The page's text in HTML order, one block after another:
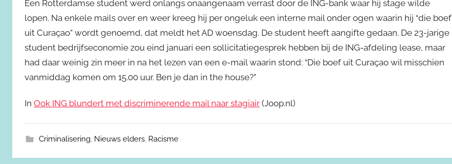
Een Rotterdamse student werd onlangs onaangenaam verrast door de ING-bank waar hij stage wilde
lopen. Na enkele mails over en weer kreeg hij per ongeluk een interne mail onder ogen waarin hij “die boef
uit Curaçao” wordt genoemd, dat meldt het AD woensdag. De student heeft aangifte gedaan. De 23-jarige
student bedrijfseconomie zou eind januari een sollicitatiegesprek hebben bij de ING-afdeling lease, maar
had daar weinig zin meer in na het lezen van een e-mail waarin stond: “Die boef uit Curaçao wil misschien
vanmiddag komen om 15.00 uur. Ben je dan in the house?”
In Ook ING blundert met discriminerende mail naar stagiair (Joop.nl)
Criminalisering, Nieuws elders, Racisme